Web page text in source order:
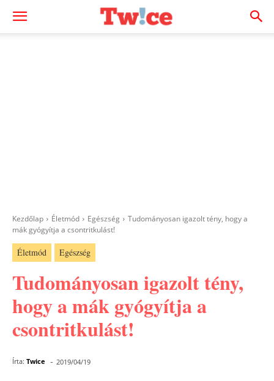
Kezdőlap Életmód Egészség
Tudományosan igazolt tény, hogy a
mák gyógyítja a csontritkulást!
Életmód Egészség
Tudományosan igazolt tény,
hogy a mák gyógyítja a
csontritkulást!
Írta: Twice - 2019/04/19